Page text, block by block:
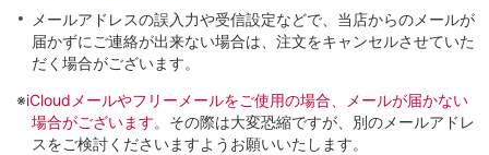
メールアドレスの誤入力や受信設定などで、当店からのメールが
届かずにご連絡が出来ない場合は、注文をキャンセルさせていた
だく場合がございます。
※iCloudメールやフリーメールをご使用の場合、メールが届かない
場合がございます。 その際は大変恐縮ですが、別のメールアドレ
スをご検討くださいますようお願いいたします。